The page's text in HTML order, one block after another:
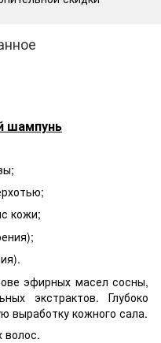
шампунь
кожи;
эфирных масел сосны,
экстрактов. Глубоко
выработку кожного сала.
волос.